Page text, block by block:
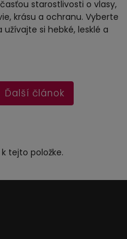
starostlivosti o vlasy,
krásu a ochranu. Vyberte
si hebké, lesklé a
Ďalší článok
tejto položke.